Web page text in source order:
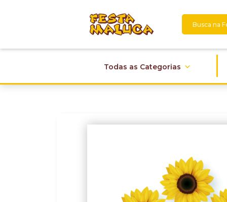
Todas as Categorias